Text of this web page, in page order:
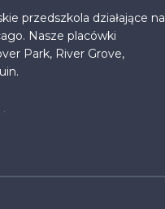
przedszkola działające na
Nasze placówki
Park, River Grove,
.